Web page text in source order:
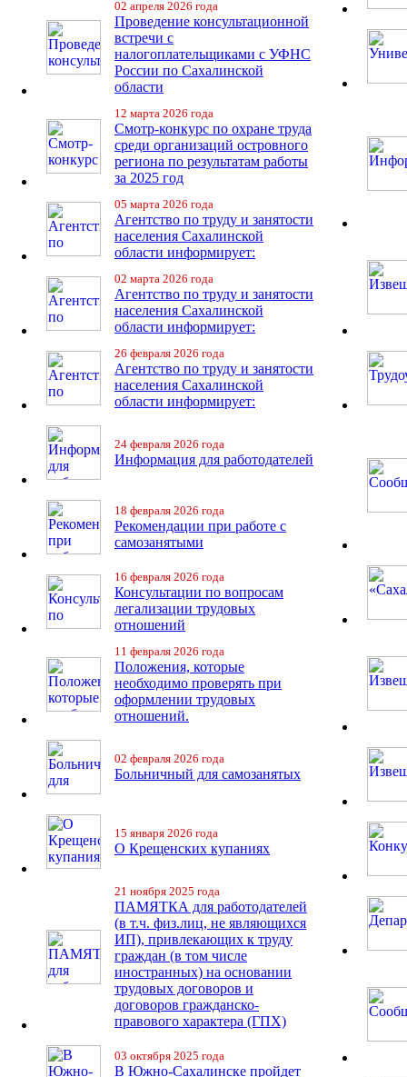
02 апреля 2026 года
Проведение консультационной
встречи с
налогоплательщиками с УФНС
России по Сахалинской
области
12 марта 2026 года
Смотр-конкурс по охране труда
среди организаций островного
региона по результатам работы
за 2025 год
05 марта 2026 года
Агентство по труду и занятости
населения Сахалинской
области информирует:
02 марта 2026 года
Агентство по труду и занятости
населения Сахалинской
области информирует:
26 февраля 2026 года
Агентство по труду и занятости
населения Сахалинской
области информирует:
24 февраля 2026 года
Информация для работодателей
18 февраля 2026 года
Рекомендации при работе с
самозанятыми
16 февраля 2026 года
Консультации по вопросам
легализации трудовых
отношений
11 февраля 2026 года
Положения, которые
необходимо проверять при
оформлении трудовых
отношений.
02 февраля 2026 года
Больничный для самозанятых
15 января 2026 года
О Крещенских купаниях
21 ноября 2025 года
ПАМЯТКА для работодателей
(в т.ч. физ.лиц, не являющихся
ИП), привлекающих к труду
граждан (в том числе
иностранных) на основании
трудовых договоров и
договоров гражданско-
правового характера (ГПХ)
03 октября 2025 года
В Южно-Сахалинске пройдет